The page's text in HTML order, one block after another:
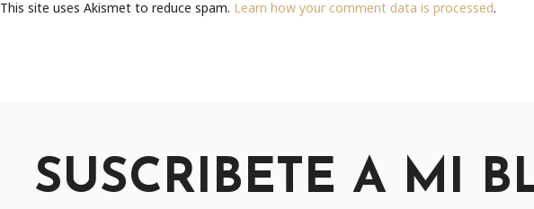
This site uses Akismet to reduce spam. Learn how your comment data is processed.
SUSCRIBETE A MI